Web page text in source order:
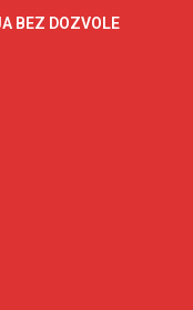
BEZ DOZVOLE